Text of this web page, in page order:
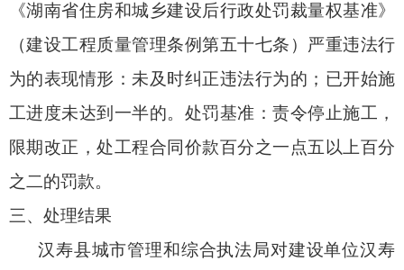
《湖南省住房和城乡建设后行政处罚裁量权基准》
（建设工程质量管理条例第五十七条）严重违法行
为的表现情形：未及时纠正违法行为的；已开始施
工进度未达到一半的。处罚基准：责令停止施工，
限期改正，处工程合同价款百分之一点五以上百分
之二的罚款。
三、处理结果
汉寿县城市管理和综合执法局对建设单位汉寿